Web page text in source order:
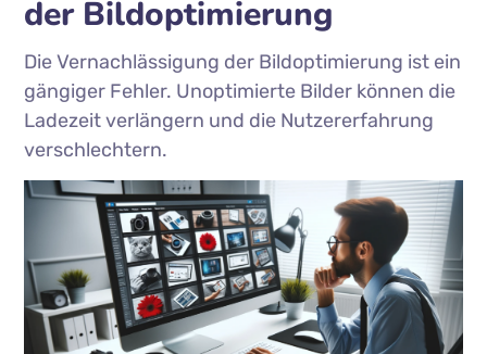
der Bildoptimierung
Die Vernachlässigung der Bildoptimierung ist ein
gängiger Fehler. Unoptimierte Bilder können die
Ladezeit verlängern und die Nutzererfahrung
verschlechtern.